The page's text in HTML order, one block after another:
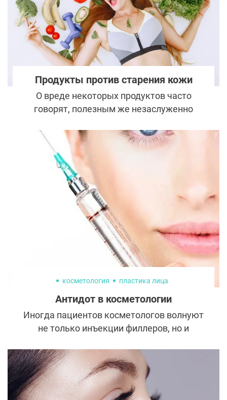
Продукты против старения кожи
О вреде некоторых продуктов часто
говорят, полезным же незаслуженно
Однако некоторые продукты и вещества в
их составе могут если не остановить
старение, то хотя бы немного отсрочить.
косметология пластика лица
Антидот в косметологии
Иногда пациентов косметологов волнуют
не только инъекции филлеров, но и
эффект от них на нет. У специалистов есть
для этого специальный антидот, который
используется, если что-то пошло не так или
же пациенту просто не понравился